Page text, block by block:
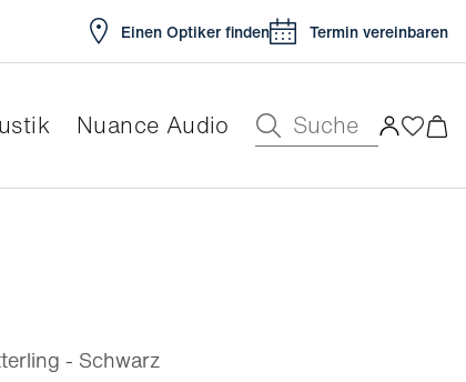
Einen Optiker finden Termin vereinbaren
Nuance Audio Suche
- Schwarz